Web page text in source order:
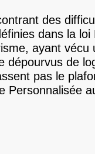
des
dans la
ayant vécu
dépourvus de
pas le
Personnalisée